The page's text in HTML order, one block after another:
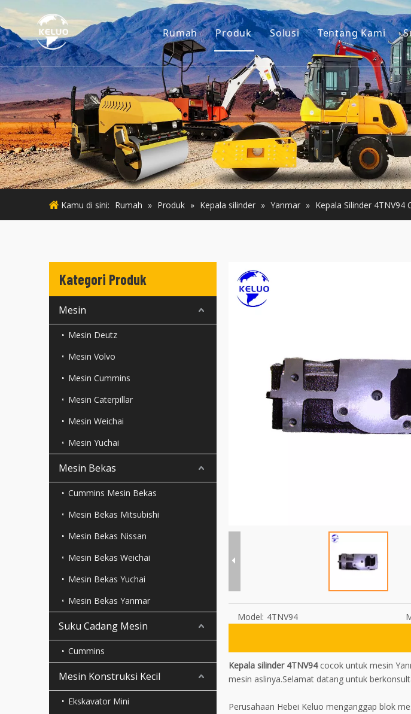
Rumah Produk
Mesin
Aksesoris Ekskavator
Mesin Konstruksi Kecil
Mesin Bekas
Mesin Bekas
Solusi Tentang Kami
Cerita kita
Keuntungan
Kamu di sini: Rumah » Produk » Kepala silinder » Yanmar » Kepala Silinder 4TNV94
Kategori Produk
Mesin
Mesin Deutz
Mesin Volvo
Mesin Cummins
Mesin Caterpillar
Mesin Weichai
Mesin Yuchai
Mesin Bekas
Cummins Mesin Bekas
Mesin Bekas Mitsubishi
Mesin Bekas Nissan
Mesin Bekas Weichai
Mesin Bekas Yuchai
Mesin Bekas Yanmar
Suku Cadang Mesin
Cummins
Mesin Konstruksi Kecil
Ekskavator Mini
Model: 4TNV94
Kepala silinder 4TNV94cocok untuk mesin
mesin aslinya.Selamat datang untuk
Perusahaan Hebei Keluo menganggap blok